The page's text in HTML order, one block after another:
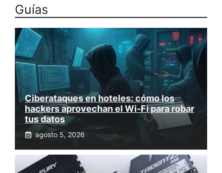
Guías
Ciberataques en hoteles: cómo los
hackers aprovechan el Wi-Fi para robar
tus datos
agosto 5, 2026